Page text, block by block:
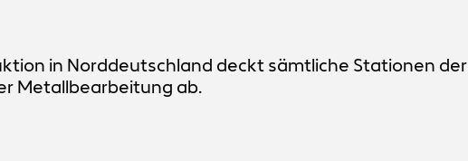
in Norddeutschland deckt sämtliche Stationen der
Metallbearbeitung ab.